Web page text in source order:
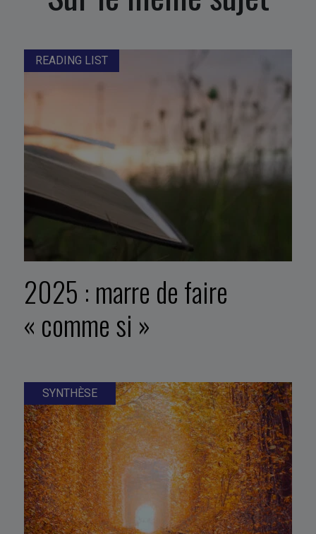
READING LIST
2025 : marre de faire
« comme si »
SYNTHÈSE